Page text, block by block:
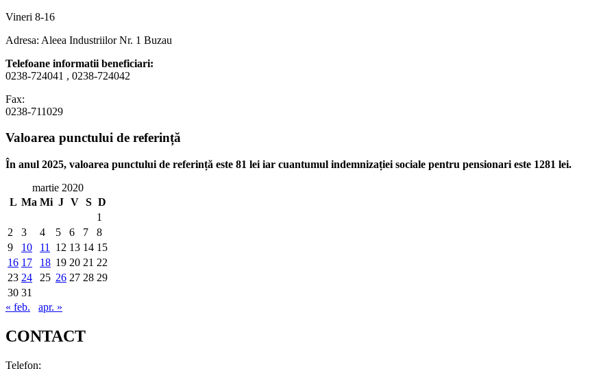
Vineri 8-16
Adresa: Aleea Industriilor Nr. 1 Buzau
Telefoane informatii beneficiari:
0238-724041 , 0238-724042
Fax:
0238-711029
Valoarea punctului de referință
În anul 2025, valoarea punctului de referință este 81 lei iar cuantumul indemnizației sociale pentru pensionari este 1281 lei.
martie 2020
L Ma Mi J V S D
1
2
3 4 5 6 7
8
9
10 11 12 13 14 15
16 17 18 19 20 21 22
23 24 25 26 27 28 29
30 31
« feb.
apr. »
CONTACT
Telefon: